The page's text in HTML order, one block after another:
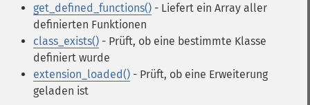
get_defined_functions() - Liefert ein Array aller
definierten Funktionen
class_exists() - Prüft, ob eine bestimmte Klasse
definiert wurde
extension_loaded() - Prüft, ob eine Erweiterung
geladen ist